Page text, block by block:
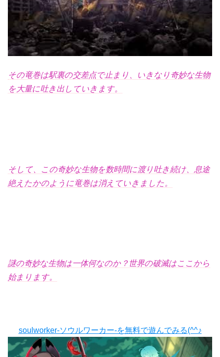
その竜巻は駅裏の交差点で止まり、いきなり奇妙な生物
を大量に吐き出していきます。
そして、この奇妙な生物を数時間に渡り吐き続け、息途
絶えたかのように竜巻は消えていきました。
謎の奇妙な生物は一体何なのか？世界の破滅はここから
始まります。
soulworker-ソウルワーカー-を無料で遊んでみる(^^♪